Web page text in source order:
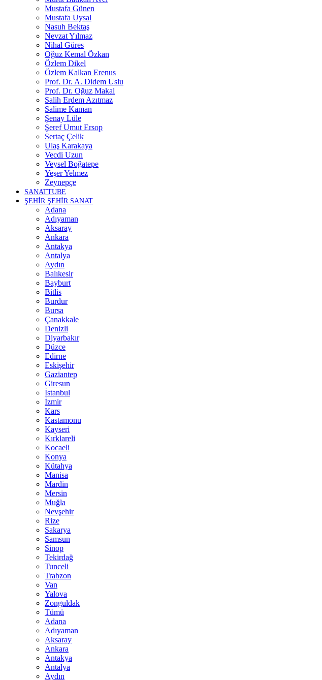
Mustafa Günen
Mustafa Uysal
Nasuh Bektaş
Nevzat Yılmaz
Nihal Güres
Oğuz Kemal Özkan
Özlem Dikel
Özlem Kalkan Erenus
Prof. Dr. A. Didem Uslu
Prof. Dr. Oğuz Makal
Salih Erdem Azıtmaz
Salime Kaman
Şenay Lüle
Şeref Umut Ersop
Sertaç Çelik
Ulaş Karakaya
Vecdi Uzun
Veysel Boğatepe
Yeşer Yelmez
Zeynepçe
SANATTUBE
ŞEHİR ŞEHİR SANAT
Adana
Adıyaman
Aksaray
Ankara
Antakya
Antalya
Aydın
Balıkesir
Bayburt
Bitlis
Burdur
Bursa
Çanakkale
Denizli
Diyarbakır
Düzce
Edirne
Eskişehir
Gaziantep
Giresun
İstanbul
İzmir
Kars
Kastamonu
Kayseri
Kırklareli
Kocaeli
Konya
Kütahya
Manisa
Mardin
Mersin
Muğla
Nevşehir
Rize
Sakarya
Samsun
Sinop
Tekirdağ
Tunceli
Trabzon
Van
Yalova
Zonguldak
Tümü
Adana
Adıyaman
Aksaray
Ankara
Antakya
Antalya
Aydın